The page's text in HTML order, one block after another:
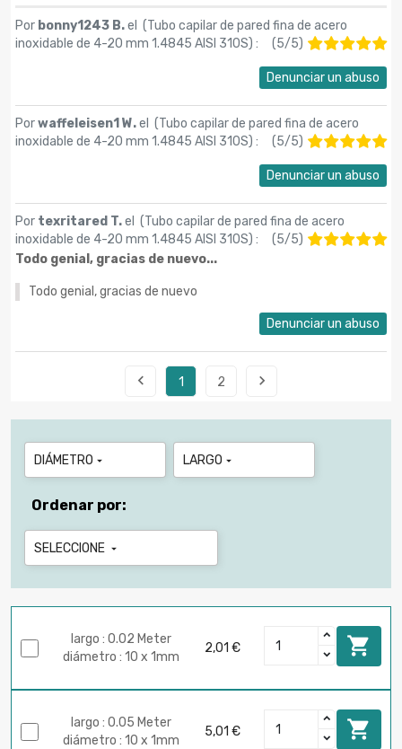
Por bonny1243 B.el (Tubo capilar de pared fina de acero
inoxidable de 4-20 mm 1.4845 AISI 310S) : (5/5)
Denunciar un abuso
Porwaffeleisen1 W.el (Tubo capilar de pared fina de acero
inoxidable de 4-20 mm 1.4845 AISI 310S) : (5/5)
Denunciar un abuso
Por texritared T.el (Tubo capilar de pared fina de acero
inoxidable de 4-20 mm 1.4845 AISI 310S) : (5/5)
Todo genial, gracias de nuevo...
Todo genial, gracias de nuevo
Denunciar un abuso
 1 2 
DIÁMETRO  LARGO 
Ordenar por:
SELECCIONE 
largo : 0.02 Meter
diámetro : 10 x 1mm
2,01 € 
largo : 0.05 Meter
diámetro : 10 x 1mm
5,01 € 